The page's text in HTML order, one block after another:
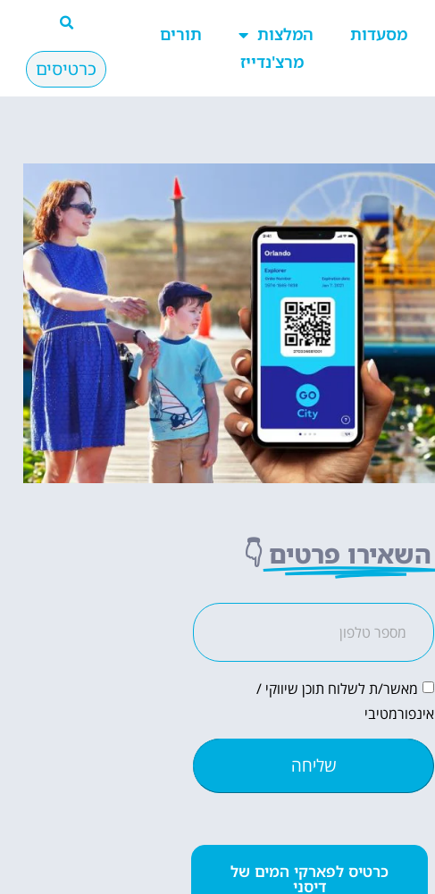
מסעדות המלצות
תורים
מרצ'נדייז כרטיסים
השאירו פרטים 👇
מאשר/ת לשלוח תוכן שיווקי /
אינפורמטיבי
שליחה
כרטיס לפארקי המים של
דיסני